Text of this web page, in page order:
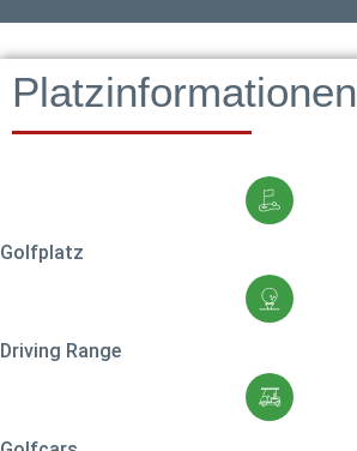
Platzinformationen
Golfplatz
Driving Range